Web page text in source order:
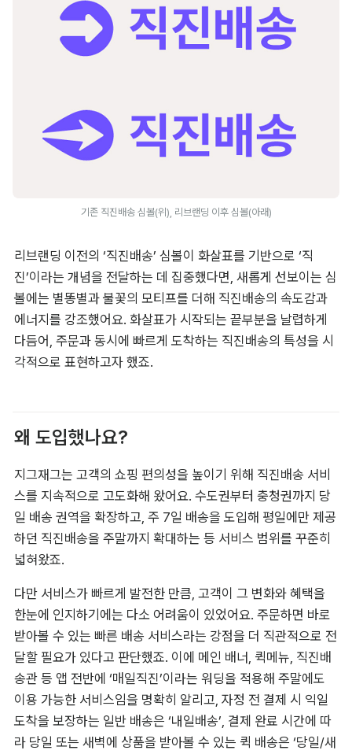
기존 직진배송 심볼(위), 리브랜딩 이후 심볼(아래)
리브랜딩 이전의 ‘직진배송’ 심볼이 화살표를 기반으로 ‘직
진’이라는 개념을 전달하는 데 집중했다면, 새롭게 선보이는 심
볼에는 별똥별과 불꽃의 모티프를 더해 직진배송의 속도감과
에너지를 강조했어요. 화살표가 시작되는 끝부분을 날렵하게
다듬어, 주문과 동시에 빠르게 도착하는 직진배송의 특성을 시
각적으로 표현하고자 했죠.
왜 도입했나요?
지그재그는 고객의 쇼핑 편의성을 높이기 위해 직진배송 서비
스를 지속적으로 고도화해 왔어요. 수도권부터 충청권까지 당
일 배송 권역을 확장하고, 주 7일 배송을 도입해 평일에만 제공
하던 직진배송을 주말까지 확대하는 등 서비스 범위를 꾸준히
넓혀왔죠.
다만 서비스가 빠르게 발전한 만큼, 고객이 그 변화와 혜택을
한눈에 인지하기에는 다소 어려움이 있었어요. 주문하면 바로
받아볼 수 있는 빠른 배송 서비스라는 강점을 더 직관적으로 전
달할 필요가 있다고 판단했죠. 이에 메인 배너, 퀵메뉴, 직진배
송관 등 앱 전반에 ‘매일직진’이라는 워딩을 적용해 주말에도
이용 가능한 서비스임을 명확히 알리고, 자정 전 결제 시 익일
도착을 보장하는 일반 배송은 ‘내일배송’, 결제 완료 시간에 따
라 당일 또는 새벽에 상품을 받아볼 수 있는 퀵 배송은 ‘당일/새